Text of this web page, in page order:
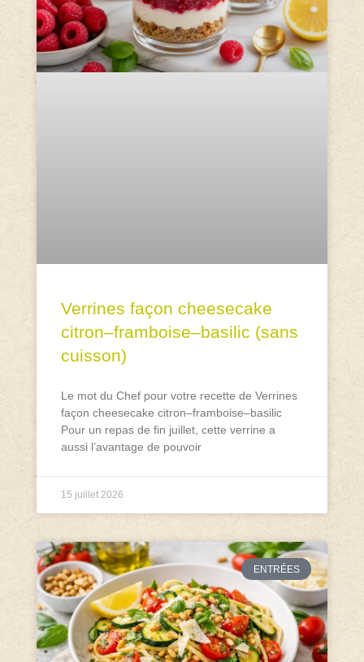
Verrines façon cheesecake
citron–framboise–basilic (sans
cuisson)
Le mot du Chef pour votre recette de Verrines
façon cheesecake citron–framboise–basilic
Pour un repas de fin juillet, cette verrine a
aussi l’avantage de pouvoir
15 juillet 2026
ENTRÉES